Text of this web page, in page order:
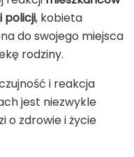
policji, kobieta
do swojego miejsca
rodziny.
i reakcja
jest niezwykle
o zdrowie i życie